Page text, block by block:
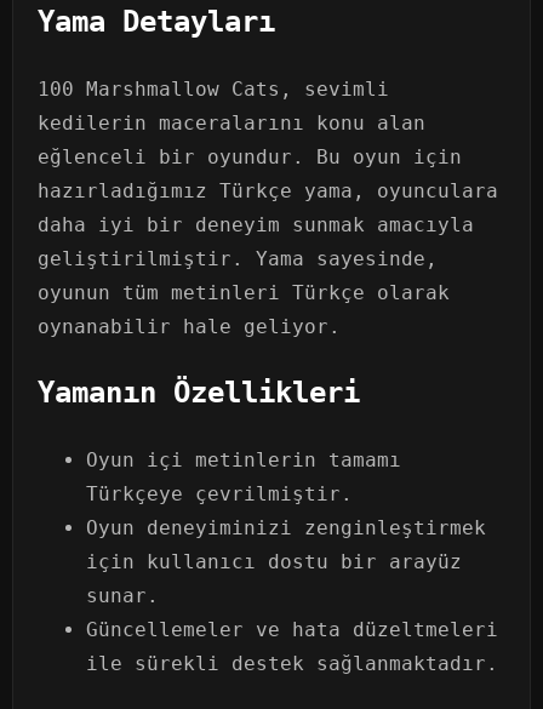
Yama Detayları
100 Marshmallow Cats, sevimli
kedilerin maceralarını konu alan
eğlenceli bir oyundur. Bu oyun için
hazırladığımız Türkçe yama, oyunculara
daha iyi bir deneyim sunmak amacıyla
geliştirilmiştir. Yama sayesinde,
oyunun tüm metinleri Türkçe olarak
oynanabilir hale geliyor.
Yamanın Özellikleri
Oyun içi metinlerin tamamı
Türkçeye çevrilmiştir.
Oyun deneyiminizi zenginleştirmek
için kullanıcı dostu bir arayüz
sunar.
Güncellemeler ve hata düzeltmeleri
ile sürekli destek sağlanmaktadır.